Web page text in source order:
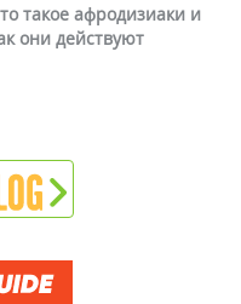
такое афродизиаки и
они действуют